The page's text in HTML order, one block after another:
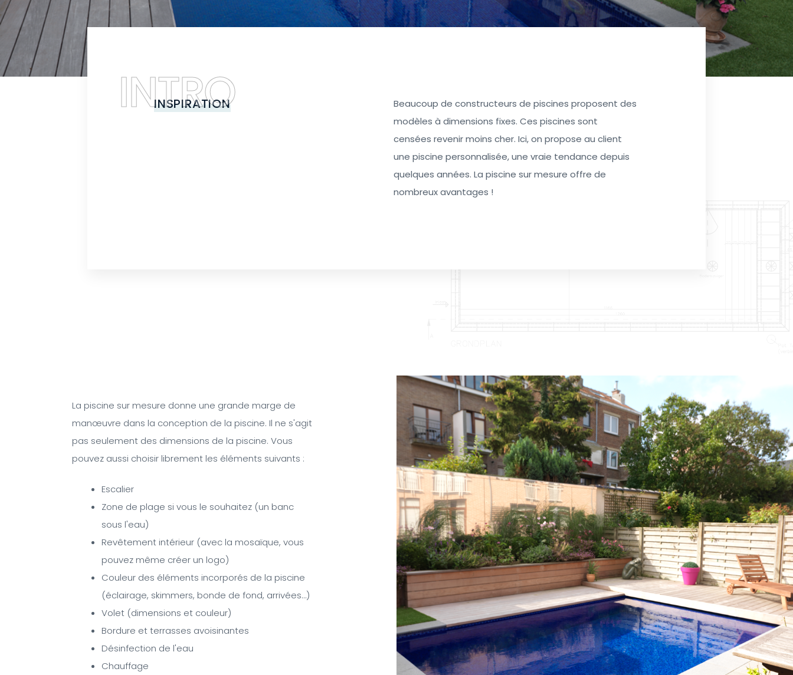
INSPIRATION
Beaucoup de constructeurs de piscines proposent des
modèles à dimensions fixes. Ces piscines sont
censées revenir moins cher. Ici, on propose au client
une piscine personnalisée, une vraie tendance depuis
quelques années. La piscine sur mesure offre de
nombreux avantages !
La piscine sur mesure donne une grande marge de
manœuvre dans la conception de la piscine. Il ne s'agit
pas seulement des dimensions de la piscine. Vous
pouvez aussi choisir librement les éléments suivants :
Escalier
Zone de plage si vous le souhaitez (un banc
sous l'eau)
Revêtement intérieur (avec la mosaïque, vous
pouvez même créer un logo)
Couleur des éléments incorporés de la piscine
(éclairage, skimmers, bonde de fond, arrivées…)
Volet (dimensions et couleur)
Bordure et terrasses avoisinantes
Désinfection de l'eau
Chauffage